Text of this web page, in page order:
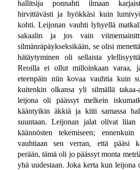
hallitsija ponnahti ilmaan
hirvittävästi ja hyökkäsi kuin
kohti. Leijonan vauhti lyhyellä
sakaalin ja jos vain
silmänräpäykseksikään, se olisi
hätäytyminen oli sellaista
Reoilla ei ollut milloinkaan varaa,
eteenpäin niin kovaa vauhtia kuin
kuitenkin olkansa yli silmällä takaa-
leijona oli päässyt melkein
kääntyikin äkkiä ja kiiti samassa
suuntaan. Leijonan jalat olivat
käännösten tekemiseen;
vauhtiaan sen verran, että pääsi
perään, tämä oli jo päässyt monta
yhä uudestaan. Joka kerta kun leijona